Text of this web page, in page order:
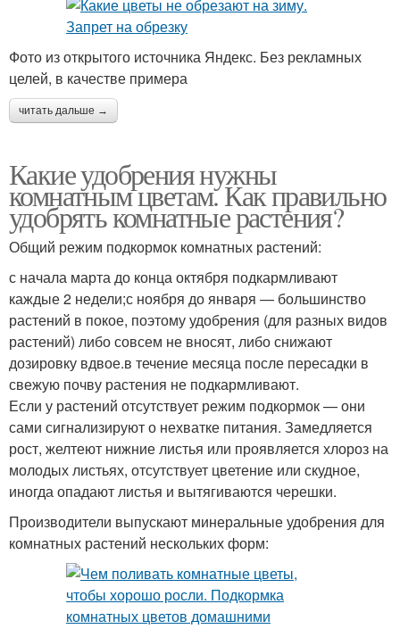
Фото из открытого источника Яндекс. Без рекламных
целей, в качестве примера
читать дальше →
Какие удобрения нужны
комнатным цветам. Как правильно
удобрять комнатные растения?
Общий режим подкормок комнатных растений:
с начала марта до конца октября подкармливают
каждые 2 недели;с ноября до января — большинство
растений в покое, поэтому удобрения (для разных видов
растений) либо совсем не вносят, либо снижают
дозировку вдвое.в течение месяца после пересадки в
свежую почву растения не подкармливают.
Если у растений отсутствует режим подкормок — они
сами сигнализируют о нехватке питания. Замедляется
рост, желтеют нижние листья или проявляется хлороз на
молодых листьях, отсутствует цветение или скудное,
иногда опадают листья и вытягиваются черешки.
Производители выпускают минеральные удобрения для
комнатных растений нескольких форм: